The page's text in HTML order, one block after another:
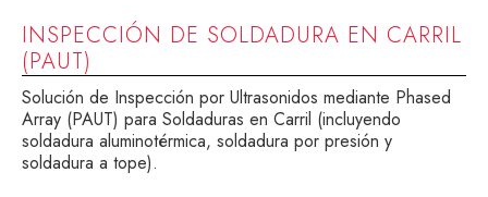
INSPECCIÓN DE SOLDADURA EN CARRIL
(PAUT)
Solución de Inspección por Ultrasonidos mediante Phased
Array (PAUT) para Soldaduras en Carril (incluyendo
soldadura aluminotérmica, soldadura por presión y
soldadura a tope).